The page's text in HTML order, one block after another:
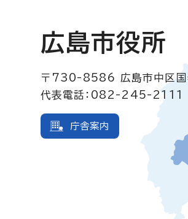
広島市役所
〒730-8586
広島市中区
代表電話：082-245-2111
庁舎案内